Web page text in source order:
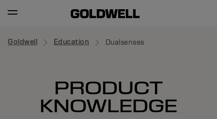
Goldwell Education Dualsenses
PRODUCT
KNOWLEDGE